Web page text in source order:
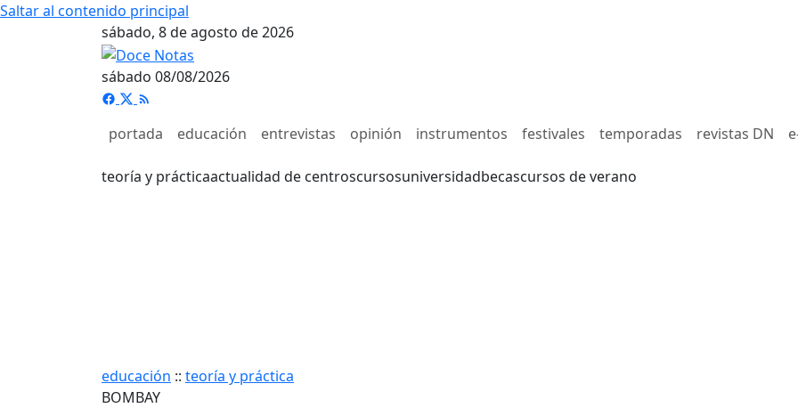
Saltar al contenido principal
sábado, 8 de agosto de 2026
sábado 08/08/2026
portada educación entrevistas opinión instrumentos festivales temporadas revistas DN
teoría y prácticaactualidad de centroscursosuniversidadbecascursos de verano
educación :: teoría y práctica
BOMBAY